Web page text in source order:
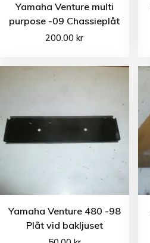
Yamaha Venture multi
purpose -09 Chassieplåt
200.00kr
Yamaha Venture 480 -98
Plåt vid bakljuset